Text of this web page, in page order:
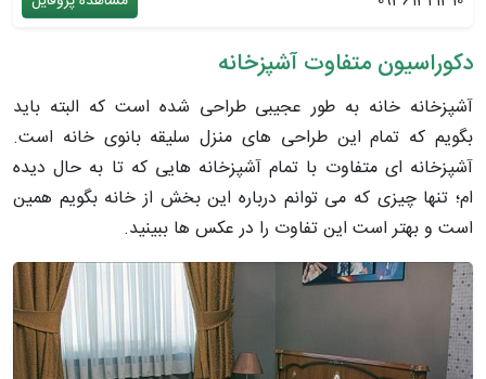
دکوراسیون متفاوت آشپزخانه
آشپزخانه خانه به طور عجیبی طراحی شده است که البته باید
بگویم که تمام این طراحی های منزل سلیقه بانوی خانه است.
آشپزخانه ای متفاوت با تمام آشپزخانه هایی که تا به حال دیده
ام؛ تنها چیزی که می توانم درباره این بخش از خانه بگویم همین
است و بهتر است این تفاوت را در عکس ها ببینید.